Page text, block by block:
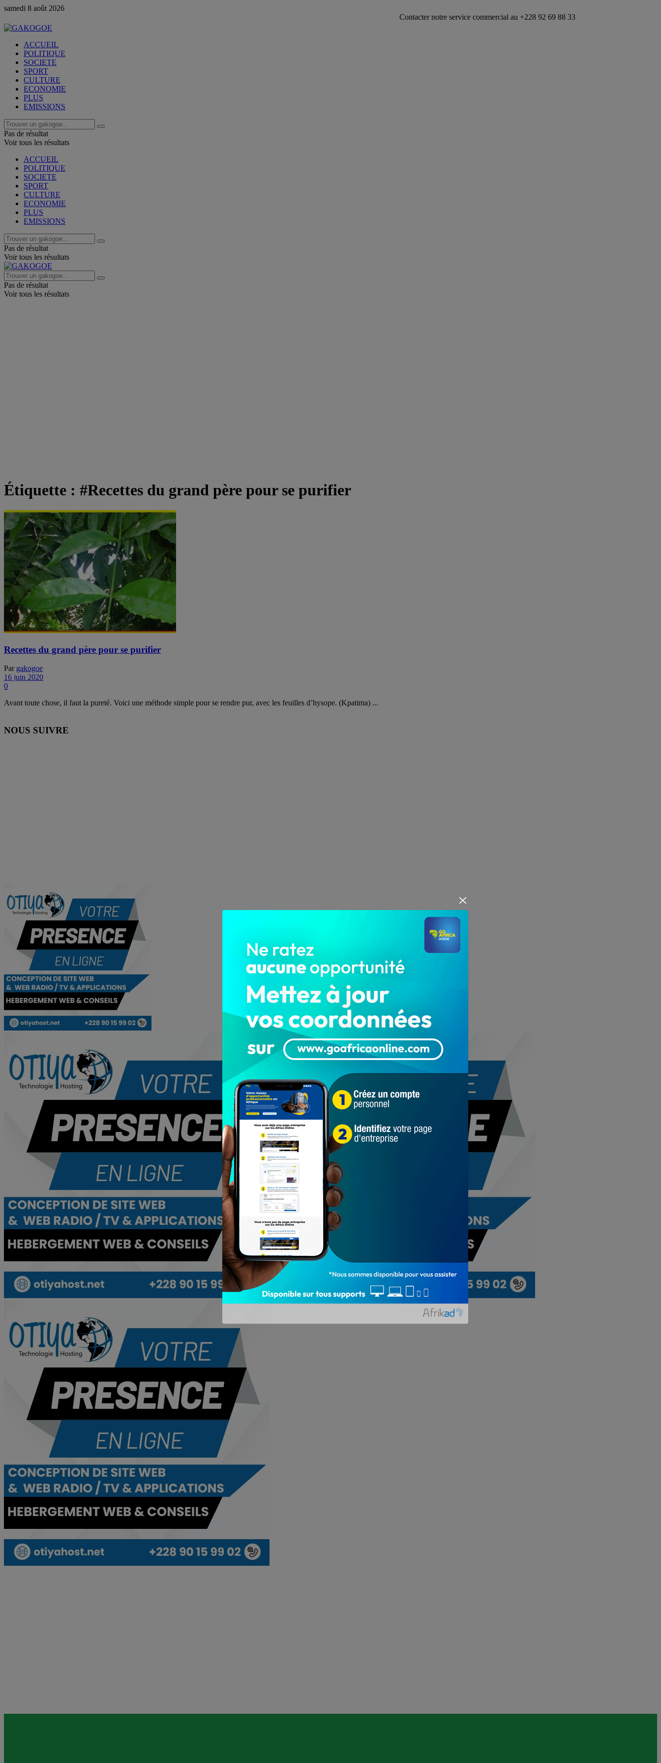
samedi 8 août 2026
Contacter notre service commercial au +228 92 69 88 33
ACCUEIL
POLITIQUE
SOCIETE
SPORT
CULTURE
ECONOMIE
PLUS
EMISSIONS
Pas de résultat
Voir tous les résultats
ACCUEIL
POLITIQUE
SOCIETE
SPORT
CULTURE
ECONOMIE
PLUS
EMISSIONS
Pas de résultat
Voir tous les résultats
Pas de résultat
Voir tous les résultats
Étiquette : #Recettes du grand père pour se purifier
Recettes du grand père pour se purifier
Par gakogoe
16 juin 2020
0
Avant toute chose, il faut la pureté. Voici une méthode simple pour se rendre pur, avec les feuilles d’hysope. (Kpatima) ...
NOUS SUIVRE